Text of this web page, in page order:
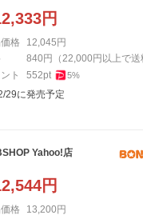
円
格 12,045 円
840 円 （22,000 円以上で送
ト
552pt 5%
29に発売予定
Yahoo!店
円
格 13,200 円